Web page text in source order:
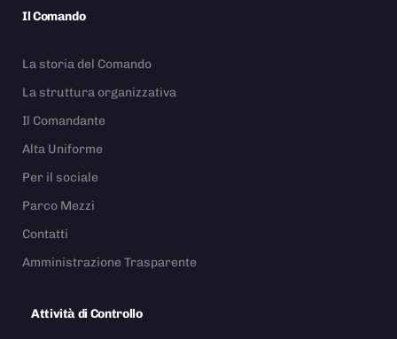
Il Comando
La storia del Comando
La struttura organizzativa
Il Comandante
Alta Uniforme
Per il sociale
Parco Mezzi
Contatti
Amministrazione Trasparente
Attività di Controllo